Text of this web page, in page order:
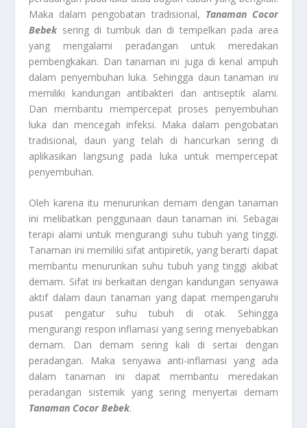
Maka dalam pengobatan tradisional, Tanaman Cocor
Bebeksering di tumbuk dan di tempelkan pada area
yang mengalami peradangan untuk meredakan
pembengkakan. Dan tanaman ini juga di kenal ampuh
dalam penyembuhan luka. Sehingga daun tanaman ini
memiliki kandungan antibakteri dan antiseptik alami.
Dan membantu mempercepat proses penyembuhan
luka dan mencegah infeksi. Maka dalam pengobatan
tradisional, daun yang telah di hancurkan sering di
aplikasikan langsung pada luka untuk mempercepat
penyembuhan.
Oleh karena itu menurunkan demam dengan tanaman
ini melibatkan penggunaan daun tanaman ini. Sebagai
terapi alami untuk mengurangi suhu tubuh yang tinggi.
Tanaman ini memiliki sifat antipiretik, yang berarti dapat
membantu menurunkan suhu tubuh yang tinggi akibat
demam. Sifat ini berkaitan dengan kandungan senyawa
aktif dalam daun tanaman yang dapat mempengaruhi
pusat pengatur suhu tubuh di otak. Sehingga
mengurangi respon inflamasi yang sering menyebabkan
demam. Dan demam sering kali di sertai dengan
peradangan. Maka senyawa anti-inflamasi yang ada
dalam tanaman ini dapat membantu meredakan
peradangan sistemik yang sering menyertai demam
Tanaman Cocor Bebek.